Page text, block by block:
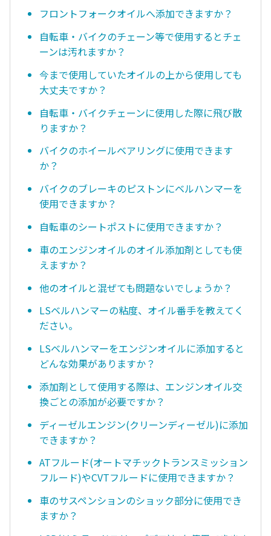
フロントフォークオイルへ添加できますか？
自転車・バイクのチェーン等で使用するとチェ
ーンは汚れますか？
今まで使用していたオイルの上から使用しても
大丈夫ですか？
自転車・バイクチェーンに使用した際に飛び散
りますか？
バイクのホイールベアリングに使用できます
か？
バイクのブレーキのピストンにベルハンマーを
使用できますか？
自転車のシートポストに使用できますか？
車のエンジンオイルのオイル添加剤としても使
えますか？
他のオイルと混ぜても問題ないでしょうか？
LSベルハンマーの粘度、オイル番手を教えてく
ださい。
LSベルハンマーをエンジンオイルに添加すると
どんな効果がありますか？
添加剤として使用する際は、エンジンオイル交
換ごとの添加が必要ですか？
ディーゼルエンジン(クリーンディーゼル)に添加
できますか？
ATフルード(オートマチックトランスミッション
フルード)やCVTフルードに使用できますか？
車のサスペンションのショック部分に使用でき
ますか？